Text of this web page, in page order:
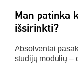
Man patinka
išsirinkti?
Absolventai
studijų modulių –